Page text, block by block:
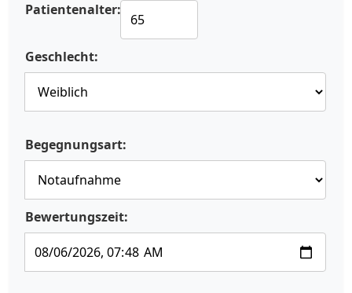
Patientenalter:
Geschlecht:
Begegnungsart:
Bewertungszeit: